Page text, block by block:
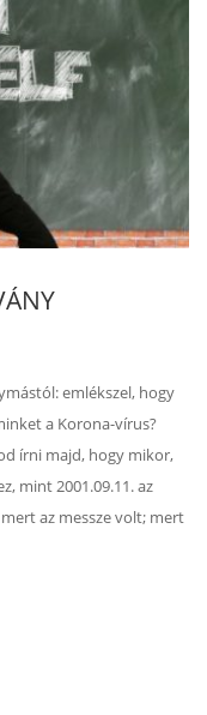
emlékszel, hogy
a Korona-vírus?
írni majd, hogy mikor,
mint 2001.09.11. az
az messze volt; mert